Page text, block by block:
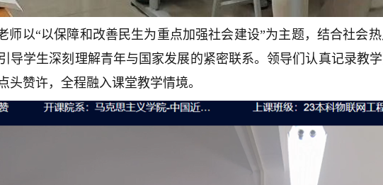
师以“以保障和改善民生为重点加强社会建设”为主题，结合社会
导学生深刻理解青年与国家发展的紧密联系。领导们认真记录教
头赞许，全程融入课堂教学情境。